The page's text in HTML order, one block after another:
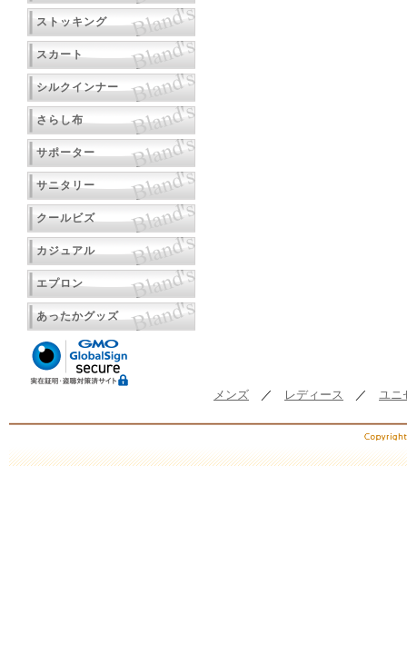
ストッキング
スカート
シルクインナー
さらし布
サポーター
サニタリー
クールビズ
カジュアル
エプロン
あったかグッズ
メンズ ／ レディース ／ ユニ